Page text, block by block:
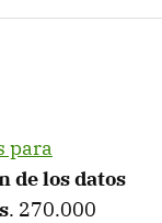
para
de los datos
. 270.000